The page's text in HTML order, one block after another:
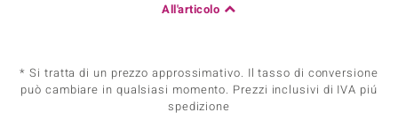
All'articolo
* Si tratta di un prezzo approssimativo. Il tasso di conversione
può cambiare in qualsiasi momento. Prezzi inclusivi di IVA piú
spedizione